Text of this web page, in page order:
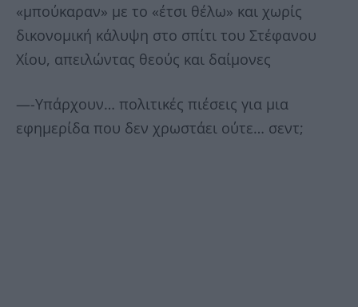
«μπούκαραν» με το «έτσι θέλω» και χωρίς
δικονομική κάλυψη στο σπίτι του Στέφανου
Χίου, απειλώντας θεούς και δαίμονες
—-Υπάρχουν… πολιτικές πιέσεις για μια
εφημερίδα που δεν χρωστάει ούτε… σεντ;